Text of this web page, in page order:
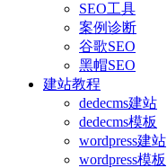
SEO工具
案例诊断
谷歌SEO
黑帽SEO
建站教程
dedecms建站
dedecms模板
wordpress建站
wordpress模板